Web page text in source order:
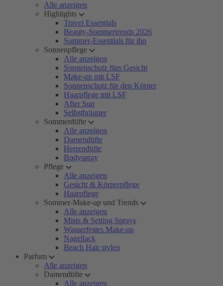
Alle anzeigen
Highlights
Travel Essentials
Beauty-Sommertrends 2026
Sommer-Essentials für ihn
Sonnenpflege
Alle anzeigen
Sonnenschutz fürs Gesicht
Make-up mit LSF
Sonnenschutz für den Körper
Haarpflege mit LSF
After Sun
Selbstbräuner
Sommerdüfte
Alle anzeigen
Damendüfte
Herrendüfte
Bodyspray
Pflege
Alle anzeigen
Gesicht & Körperpflege
Haarpflege
Sommer-Make-up und Trends
Alle anzeigen
Mists & Setting Sprays
Wasserfestes Make-up
Nagellack
Beach Hair stylen
Parfum
Alle anzeigen
Damendüfte
Alle anzeigen